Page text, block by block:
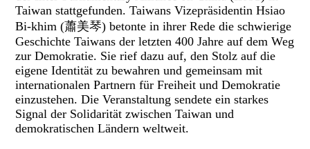
Taiwan stattgefunden. Taiwans Vizepräsidentin Hsiao
Bi-khim (蕭美琴) betonte in ihrer Rede die schwierige
Geschichte Taiwans der letzten 400 Jahre auf dem Weg
zur Demokratie. Sie rief dazu auf, den Stolz auf die
eigene Identität zu bewahren und gemeinsam mit
internationalen Partnern für Freiheit und Demokratie
einzustehen. Die Veranstaltung sendete ein starkes
Signal der Solidarität zwischen Taiwan und
demokratischen Ländern weltweit.